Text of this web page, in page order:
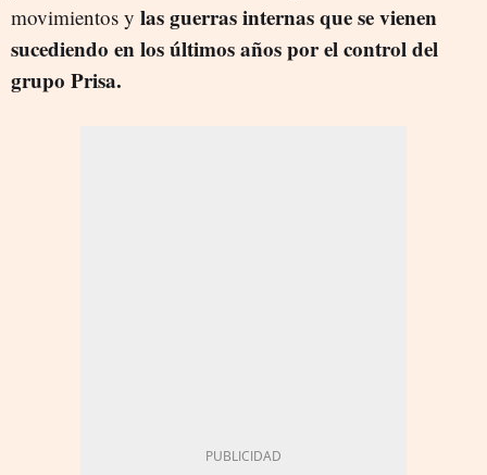
movimientos y las guerras internas que se vienen
sucediendo en los últimos años por el control del
grupo Prisa.